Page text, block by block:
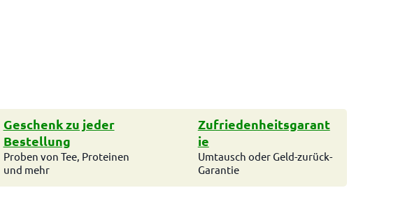
Geschenk zu jeder
Bestellung
Proben von Tee, Proteinen
und mehr
Zufriedenheitsgarant
ie
Umtausch oder Geld-zurück-
Garantie